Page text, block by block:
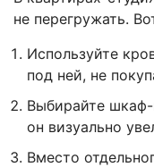
не перегружать.
Используйте
под ней, не
Выбирайте
он визуально
Вместо